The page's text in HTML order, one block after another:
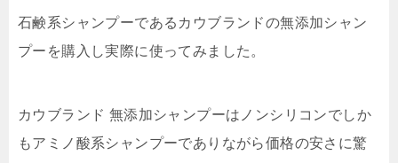
石鹸系シャンプーであるカウブランドの無添加シャン
プーを購入し実際に使ってみました。
カウブランド 無添加シャンプーはノンシリコンでしか
もアミノ酸系シャンプーでありながら価格の安さに驚